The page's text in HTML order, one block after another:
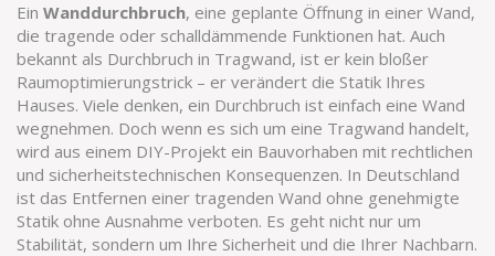
Ein Wanddurchbruch, eine geplante Öffnung in einer Wand,
die tragende oder schalldämmende Funktionen hat. Auch
bekannt als Durchbruch in Tragwand, ist er kein bloßer
Raumoptimierungstrick – er verändert die Statik Ihres
Hauses. Viele denken, ein Durchbruch ist einfach eine Wand
wegnehmen. Doch wenn es sich um eine Tragwand handelt,
wird aus einem DIY-Projekt ein Bauvorhaben mit rechtlichen
und sicherheitstechnischen Konsequenzen. In Deutschland
ist das Entfernen einer tragenden Wand ohne genehmigte
Statik ohne Ausnahme verboten. Es geht nicht nur um
Stabilität, sondern um Ihre Sicherheit und die Ihrer Nachbarn.